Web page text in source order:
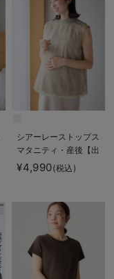
シアーレーストップス
マタニティ・産後【出
産後も長く使える】
¥4,990(税込)